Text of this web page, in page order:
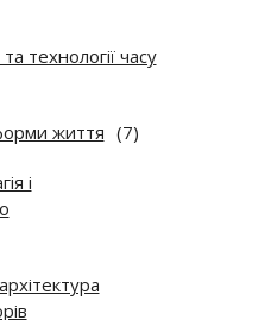
технології часу
життя (7)
і